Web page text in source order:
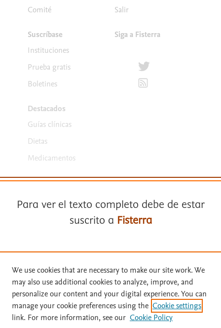
Comité
Suscríbase
Instituciones
Prueba gratis
Boletines
Destacados
Guías clínicas
Dietas
Medicamentos
Salir
Siga a Fisterra
Síguenos en Twitter
Suscríbete para recibir
Términos y condiciones
Política de privacidad
Copyright ©2026Elsevier España SLU, sus licenciantes y
colaboradores. Se reservan todos los derechos, incluidos los de minería
de texto y datos, entrenamiento de IA y tecnologías similares. Página
actualizada en: .
Para ver el texto completo debe de estar
suscrito a Fisterra
Solicite una prueba gratuita
We use cookies that are necessary to make our site work. We
may also use additional cookies to analyze, improve, and
personalize our content and your digital experience. You can
manage your cookie preferences using the Cookie settings
link. For more information, see our Cookie Policy